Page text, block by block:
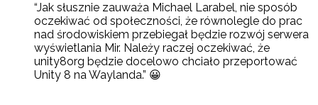
“Jak słusznie zauważa Michael Larabel, nie sposób
oczekiwać od społeczności, że równolegle do prac
nad środowiskiem przebiegał będzie rozwój serwera
wyświetlania Mir. Należy raczej oczekiwać, że
unity8org będzie docelowo chciało przeportować
Unity 8 na Waylanda.” 😀